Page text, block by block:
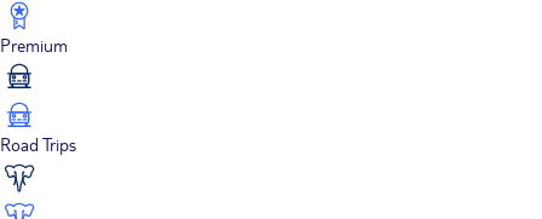
Premium
Road Trips